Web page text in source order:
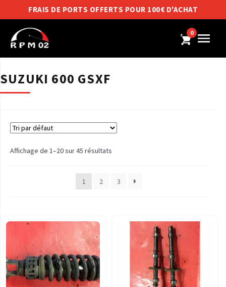
FRAIS DE PORTS OFFERTS POUR 100€ D'ACHAT
0
SUZUKI 600 GSXF
Affichage de 1–20 sur 45 résultats
1 2 3